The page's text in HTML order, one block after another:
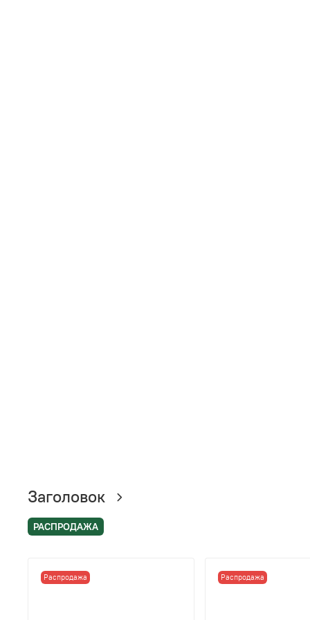
Заголовок
РАСПРОДАЖА
Распродажа Распродажа